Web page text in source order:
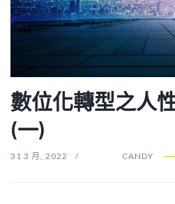
數位化轉型之人
(一)
31 3 月, 2022 CANDY